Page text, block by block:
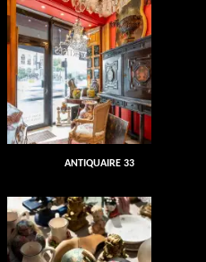
ANTIQUAIRE 33